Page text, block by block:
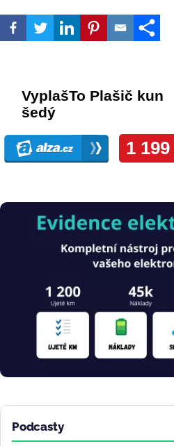
Obrázek
Podcasty